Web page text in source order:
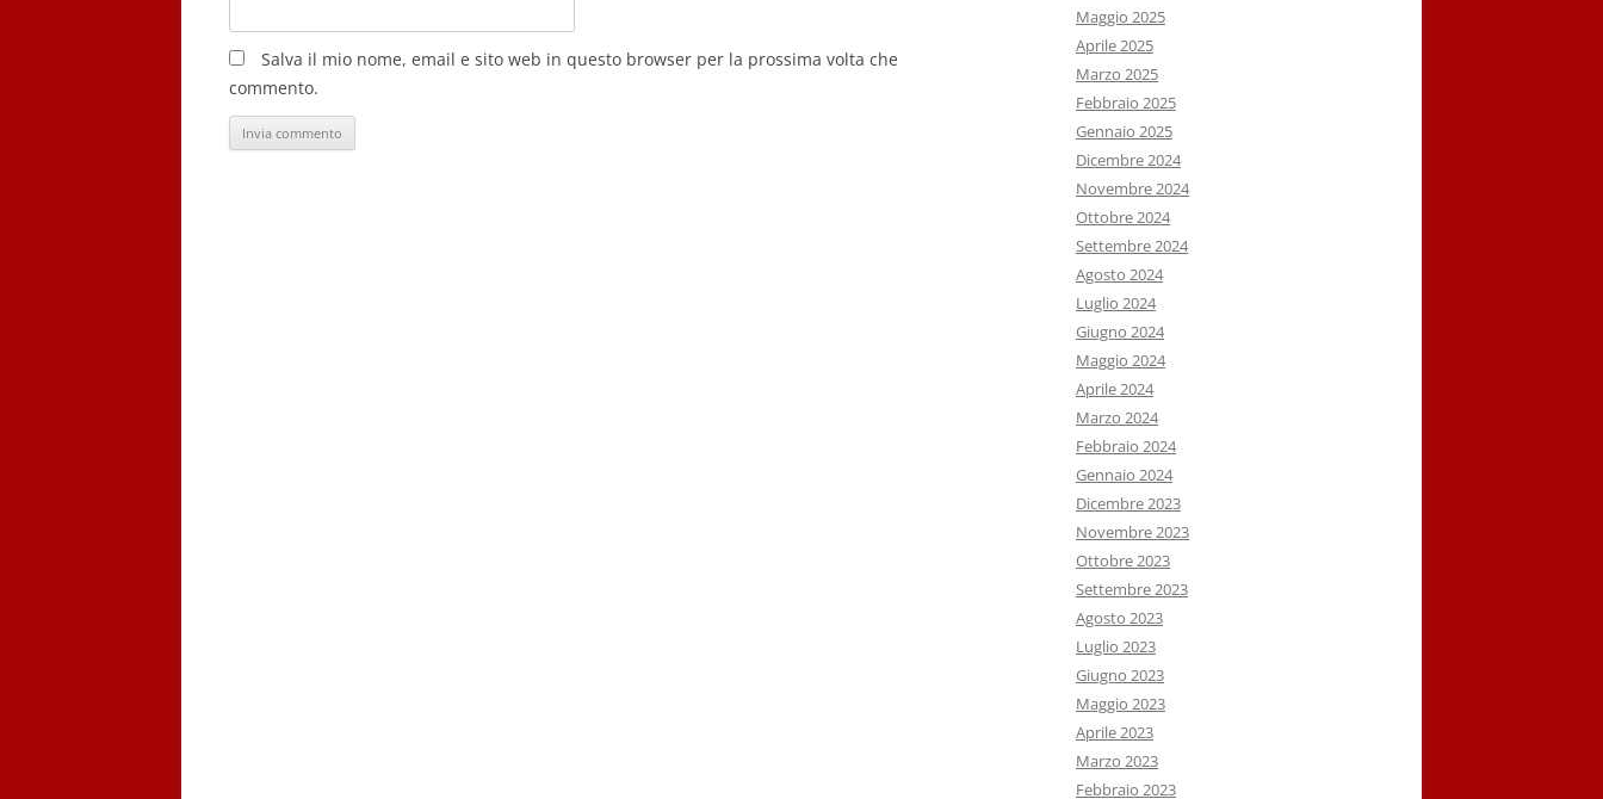
Salva il mio nome, email e sito web in questo browser per la prossima volta che
commento.
Maggio 2025
Aprile 2025
Marzo 2025
Febbraio 2025
Gennaio 2025
Dicembre 2024
Novembre 2024
Ottobre 2024
Settembre 2024
Agosto 2024
Luglio 2024
Giugno 2024
Maggio 2024
Aprile 2024
Marzo 2024
Febbraio 2024
Gennaio 2024
Dicembre 2023
Novembre 2023
Ottobre 2023
Settembre 2023
Agosto 2023
Luglio 2023
Giugno 2023
Maggio 2023
Aprile 2023
Marzo 2023
Febbraio 2023